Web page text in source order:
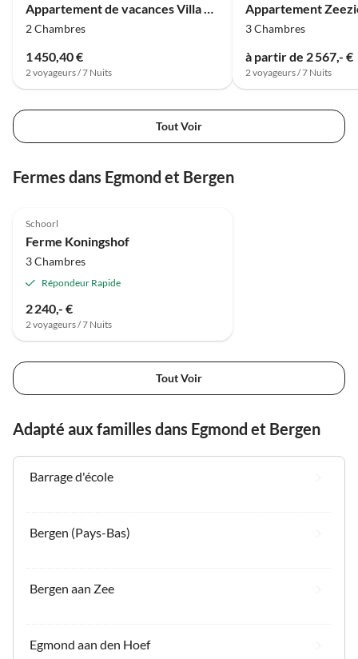
Appartement de vacances Villa Duin avec vue sur la mer
2 Chambres
1 450,40 €
2 voyageurs / 7 Nuits
Appartement
3 Chambres
à partir de 2 567,- €
2 voyageurs / 7 Nuits
Tout Voir
Fermes dans Egmond et Bergen
Schoorl
Ferme Koningshof
3 Chambres
Répondeur Rapide
2 240,- €
2 voyageurs / 7 Nuits
Tout Voir
Adapté aux familles dans Egmond et Bergen
Barrage d'école
Bergen (Pays-Bas)
Bergen aan Zee
Egmond aan den Hoef